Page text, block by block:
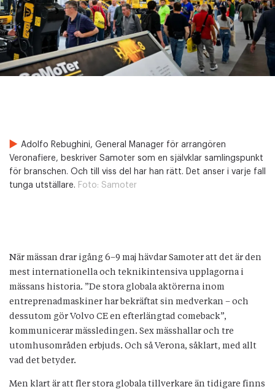
Adolfo Rebughini, General Manager för arrangören
Veronafiere, beskriver Samoter som en självklar samlingspunkt
för branschen. Och till viss del har han rätt. Det anser i varje fall
tunga utställare. Foto: Samoter
När mässan drar igång 6–9 maj hävdar Samoter att det är den
mest internationella och teknikintensiva upplagorna i
mässans historia. ”De stora globala aktörerna inom
entreprenadmaskiner har bekräftat sin medverkan – och
dessutom gör Volvo CE en efterlängtad comeback”,
kommunicerar mässledingen. Sex mässhallar och tre
utomhusområden erbjuds. Och så Verona, såklart, med allt
vad det betyder.
Men klart är att fler stora globala tillverkare än tidigare finns